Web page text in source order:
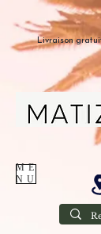
ME
NU
Livraison